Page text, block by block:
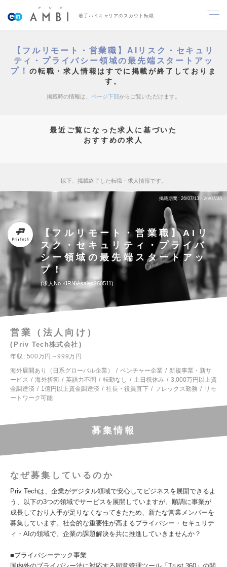
若手ハイキャリアのスカウト転職
【フルリモート・営業職】AIリスク・セキュリ
ティ・プライバシー領域の最先端スタートアッ
プ！ の転職・求人情報はすでに掲載が終了しておりま
す。
掲載時の情報は、 ページ下部からご覧いただけます。
最近ご覧になった求人に基づいた
おすすめの求人
以下、掲載終了した転職・求人情報です。
掲載期間 26/07/13～26/07/26
【フルリモート・営業職】AIリ
スク・セキュリティ・プライバ
シー領域の最先端スタートアッ
プ！
求人No.KIRNV-sales260511
営業（法人向け）
Priv Tech株式会社
年収
500万円～999万円
海外展開あり（日系グローバル企業）
ベンチャー企業
新規事業・新サ
ービス
海外折衝 英語力不問 転勤なし 土日祝休み
3,000万円以上資
金調達済
1億円以上資金調達済 社長・役員直下 フレックス勤務
リモ
ートワーク可能
募集情報
なぜ募集しているのか
Priv Techは、企業がデジタル領域で安心してビジネスを展開できるよ
う、以下の3つの領域でサービスを展開していますが、順調に事業が
成長しており人手が足りなくなってきたため、新たな営業メンバーを
募集しています。社会的な重要性が高まるプライバシー・セキュリテ
ィ・AIの領域で、企業の課題解決を共に推進していきませんか？
■プライバシーテック事業